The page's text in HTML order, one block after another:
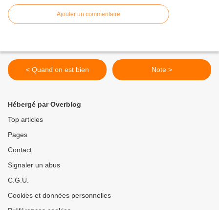
Ajouter un commentaire
< Quand on est bien Note >
Hébergé par Overblog
Top articles
Pages
Contact
Signaler un abus
C.G.U.
Cookies et données personnelles